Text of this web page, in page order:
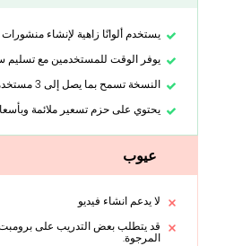
يستخدم ألوانًا زاهية لإنشاء
يوفر الوقت للمستخدمين مع تسليم
النسخة تسمح بما يصل إلى 3 مستخدمين
يحتوي على حزم تسعير ملائمة
عيوب
لا يدعم انشاء فيديو
قد يتطلب بعض التدريب على
المرجوة.